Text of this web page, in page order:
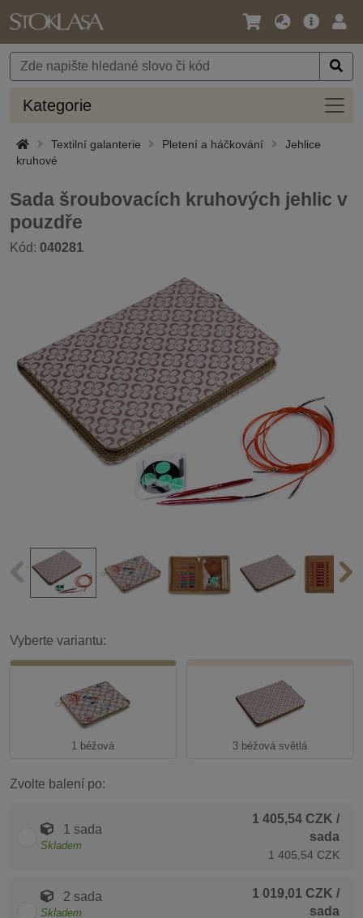
Jazyk
Měna
Hlavní
Kategorie
Textilní galanterie Pletení a háčkování
Jehlice
kruhové
Sada šroubovacích kruhových jehlic v
pouzdře
Kód: 040281
Vyberte variantu:
1 béžová 3 béžová světlá
Zvolte balení po:
1 sada
Skladem
1 405,54 CZK /
sada
1 405,54 CZK
2 sada
Skladem
1 019,01 CZK /
sada